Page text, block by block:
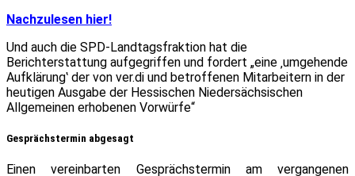
Nachzulesen hier!
Und auch die SPD-Landtagsfraktion hat die
Berichterstattung aufgegriffen und fordert „eine ‚umgehende
Aufklärung‛ der von ver.di und betroffenen Mitarbeitern in der
heutigen Ausgabe der Hessischen Niedersächsischen
Allgemeinen erhobenen Vorwürfe“
Gesprächstermin abgesagt
Einen vereinbarten Gesprächstermin am vergangenen